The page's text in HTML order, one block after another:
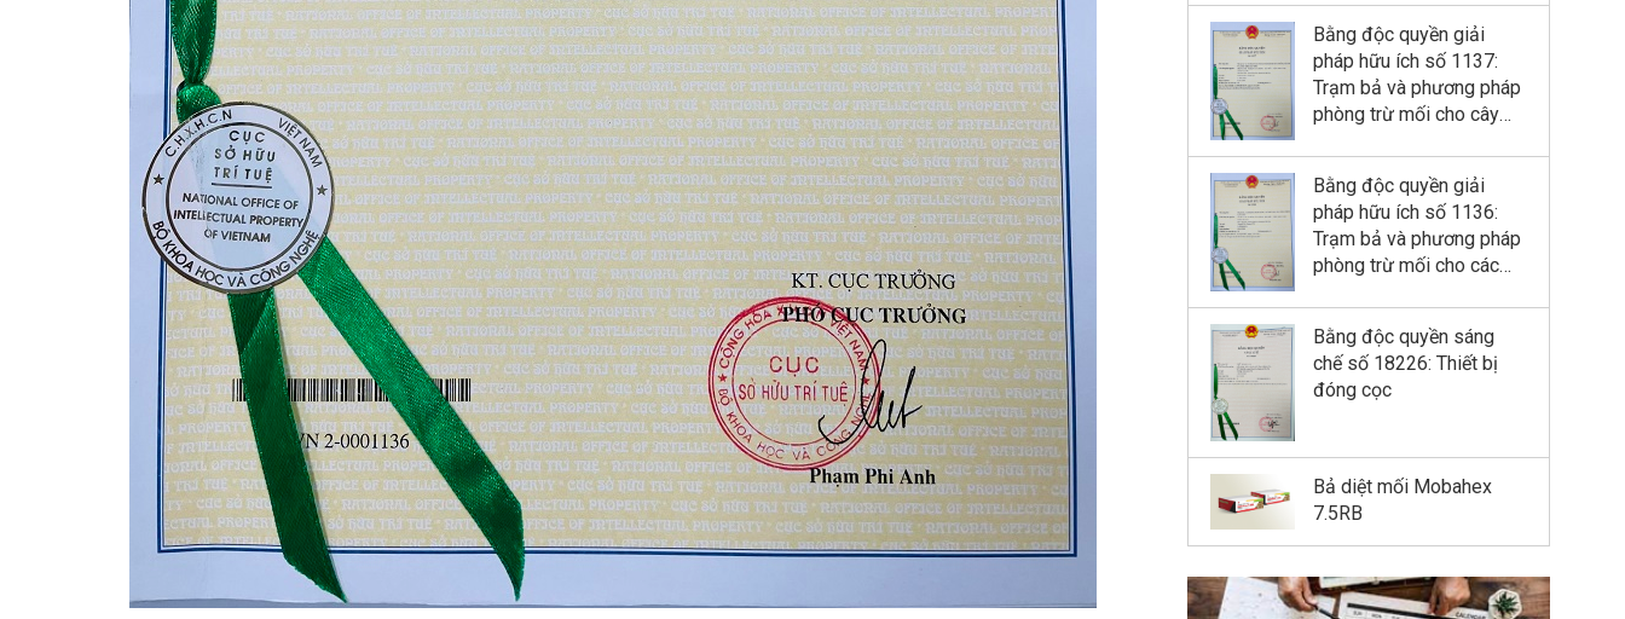
Bằng độc quyền giải
pháp hữu ích số 1137:
Trạm bả và phương pháp
phòng trừ mối cho cây
Bằng độc quyền giải
pháp hữu ích số 1136:
Trạm bả và phương pháp
phòng trừ mối cho các
Bằng độc quyền sáng
chế số 18226: Thiết bị
đóng cọc
Bả diệt mối Mobahex
7.5RB